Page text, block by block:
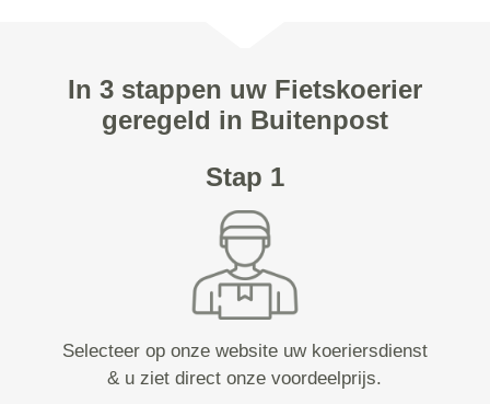
In 3 stappen uw Fietskoerier
geregeld in Buitenpost
Stap 1
Selecteer op onze website uw koeriersdienst
& u ziet direct onze voordeelprijs.